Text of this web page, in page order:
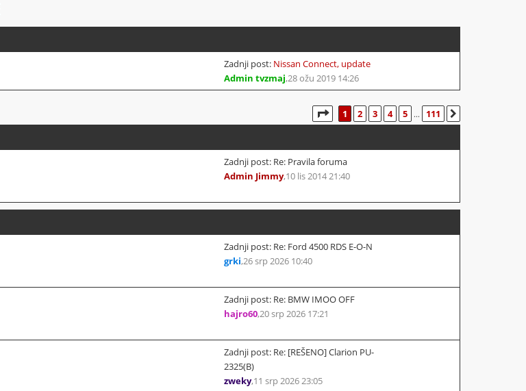
Zadnji post: Nissan Connect, update
Admin tvzmaj,28 ožu 2019 14:26
STRANICA: 111 .
1 2 3 4 5 ... 111
Zadnji post: Re: Pravila foruma
Admin Jimmy,10 lis 2014 21:40
Zadnji post: Re: Ford 4500 RDS E-O-N
grki,26 srp 2026 10:40
Zadnji post: Re: BMW IMOO OFF
hajro60,20 srp 2026 17:21
Zadnji post: Re: [REŠENO] Clarion PU-
2325(B)
zweky,11 srp 2026 23:05